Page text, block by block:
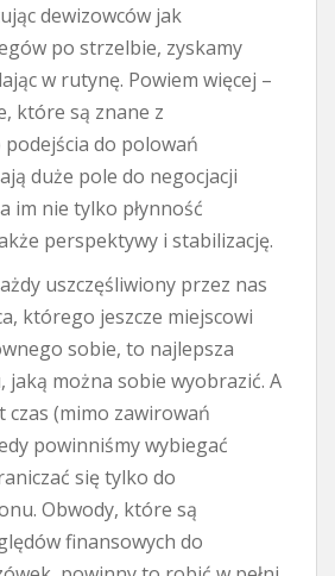
dewizowców jak
po strzelbie, zyskamy
w rutynę. Powiem więcej –
które są znane z
do polowań
duże pole do negocjacji
im nie tylko płynność
perspektywy i stabilizację.
uszczęśliwiony przez nas
którego jeszcze miejscowi
sobie, to najlepsza
jaką można sobie wyobrazić. A
czas (mimo zawirowań
powinniśmy wybiegać
się tylko do
Obwody, które są
finansowych do